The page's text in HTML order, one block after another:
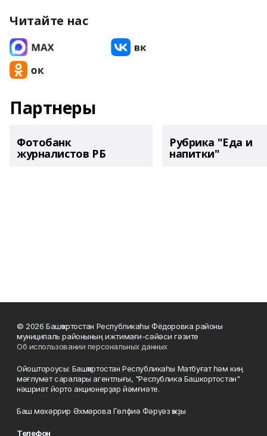
Читайте нас
Партнеры
Фотобанк
журналистов РБ
Рубрика "Еда и
напитки"
© 2026 Башҡортостан Республикаһы Фёдоровка районы
муниципаль районының ижтимағи-сәйәси гәзите
Об использовании персональных данных
Ойоштороусы: Башҡортостан Республикаһы Матбуғат һәм киң
мәғлүмәт саралары агентлығы, "Республика Башкортостан"
нәшриәт йорто акционерҙар йәмғиәте.
Баш мөхәррир Әхмәрова Гөлфиә Фәрүәз ҡыҙы
Телефон